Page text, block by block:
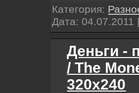
Категория:
Дата: 04.07.2011
Деньги -
/ The
320x240